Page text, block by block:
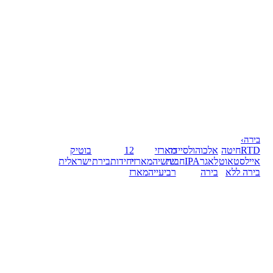
בירה›
RTDחיטה
איילסטאוט
בירה ללא
אלכוהולסיידר
לאגרIPAחבית
בירה
מארזי
שישיהמארזי
רביעייהמארז
12
יחידותבירת
בוטיק
ישראלית